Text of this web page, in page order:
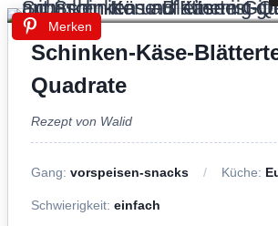
Merken
Schinken-Käse-
Quadrate
Rezept von Walid
Gang: vorspeisen-snacks Küche:
Schwierigkeit: einfach